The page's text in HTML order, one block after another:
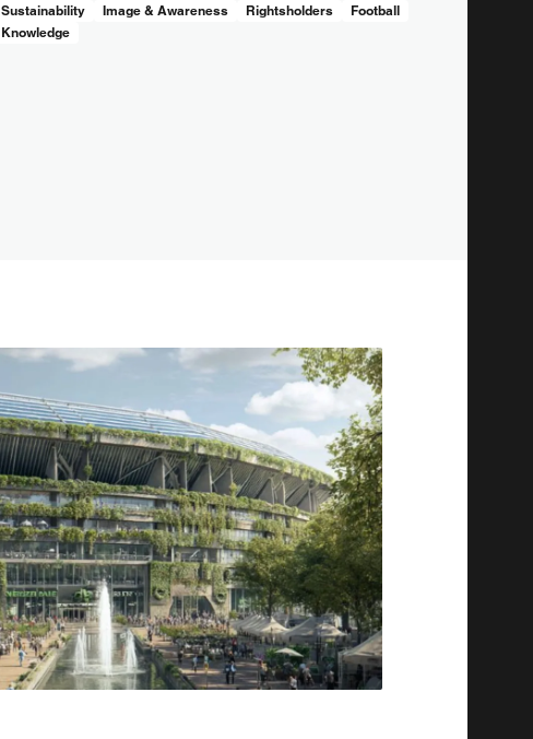
Sustainability Image & Awareness Rightsholders
Football
Knowledge